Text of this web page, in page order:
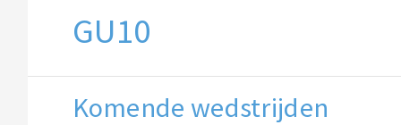
GU10
Komende wedstrijden